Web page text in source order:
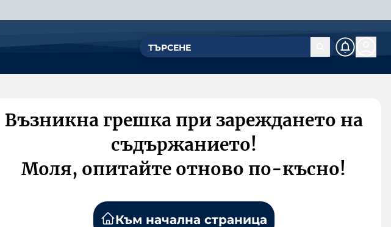
Възникна грешка при зареждането на
съдържанието!
Моля, опитайте отново по-късно!
Към начална страница